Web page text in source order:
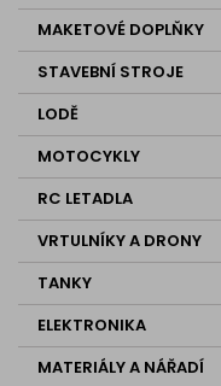
MAKETOVÉ DOPLŇKY
STAVEBNÍ STROJE
LODĚ
MOTOCYKLY
RC LETADLA
VRTULNÍKY A DRONY
TANKY
ELEKTRONIKA
MATERIÁLY A NÁŘADÍ